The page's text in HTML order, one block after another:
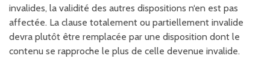
invalides, la validité des autres dispositions n‘en est pas
affectée. La clause totalement ou partiellement invalide
devra plutôt être remplacée par une disposition dont le
contenu se rapproche le plus de celle devenue invalide.